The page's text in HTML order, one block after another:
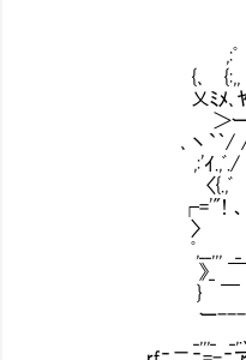
_
_-
,:ﾟ _,ﾞ,ﾞ--
{､ {:,, '゜{ {､
乂ﾐﾒ､ﾔ 刈ー-
＞ー7''"'ﾐﾒ、
､丶`｀/ / ﾟ
,:'ｲ.,ﾞ./ _,､､
〈{.,ﾞ ﾆ..,,_ "''|!
┌='"! 、ﾘ
〉 | ﾟ,ﾟ｡ ､
ﾟ
》_ ￣) ! ;
} ￣
ー----===
_,,,_ _,.､ や